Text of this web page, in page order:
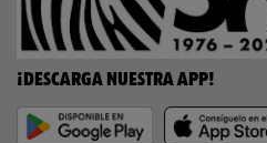
¡DESCARGA NUESTRA APP!